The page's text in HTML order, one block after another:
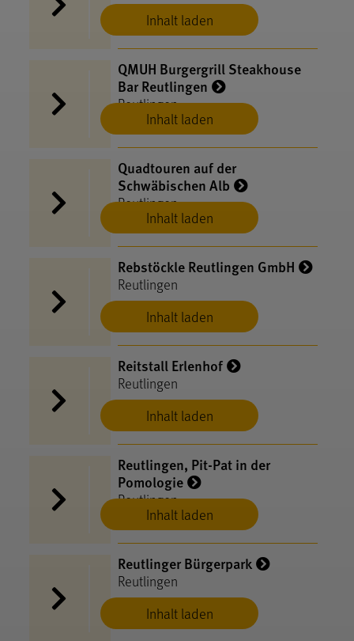
Inhalt laden
Inhalt laden
QMUH Burgergrill Steakhouse
Bar Reutlingen
Reutlingen
Inhalt laden
Quadtouren auf der
Schwäbischen Alb
Reutlingen
Inhalt laden
Rebstöckle Reutlingen GmbH
Reutlingen
Inhalt laden
Reitstall Erlenhof
Reutlingen
Inhalt laden
Reutlingen, Pit-Pat in der
Pomologie
Reutlingen
Inhalt laden
Reutlinger Bürgerpark
Reutlingen